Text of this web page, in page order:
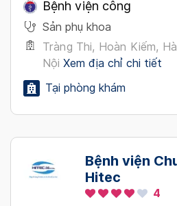
Bệnh viện công
Sản phụ khoa
Tràng Thi, Hoàn Kiếm, Hà
Nội Xem địa chỉ chi tiết
Tại phòng khám
Bệnh viện
Hitec
4